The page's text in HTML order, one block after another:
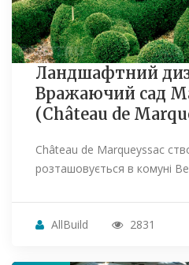
Ландшафтний
Вражаючий сад
(Château de
Château de Marqueyssac
розташовується в комуні
AllBuild 2831